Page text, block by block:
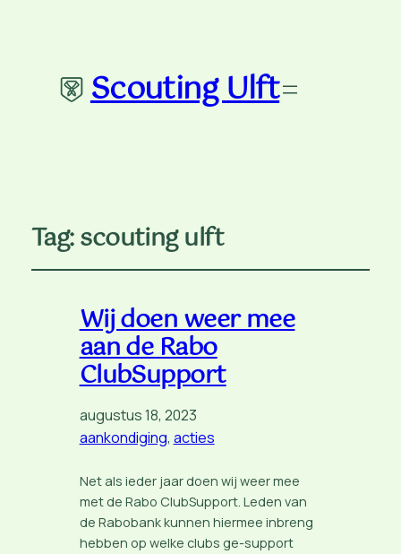
Scouting Ulft
Tag:scouting ulft
Wij doen weer mee
aan de Rabo
ClubSupport
augustus 18, 2023
aankondiging, acties
Net als ieder jaar doen wij weer mee
met de Rabo ClubSupport. Leden van
de Rabobank kunnen hiermee inbreng
hebben op welke clubs ge-support